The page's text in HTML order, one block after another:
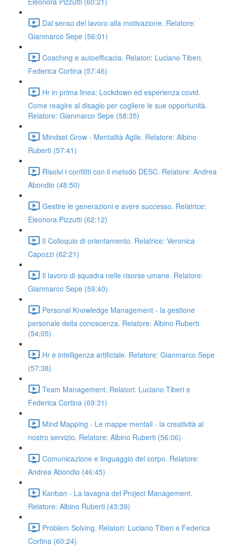
Dal senso del lavoro alla motivazione. Relatore:
Gianmarco Sepe (56:01)
Coaching e autoefficacia. Relatori: Luciano Tiberi,
Federica Cortina (57:46)
Hr in prima linea; Lockdown ed esperienza covid.
Come reagire al disagio per cogliere le sue opportunità.
Relatore: Gianmarco Sepe (58:35)
Mindset Grow - Mentalità Agile. Relatore: Albino
Ruberti (57:41)
Risolvi i conflitti con il metodo DESC. Relatore: Andrea
Abondio (48:50)
Gestire le generazioni e avere successo. Relatrice:
Eleonora Pizzutti (62:12)
Il Colloquio di orientamento. Relatrice: Veronica
Capozzi (62:21)
Il lavoro di squadra nelle risorse umane. Relatore:
Gianmarco Sepe (59:40)
Personal Knowledge Management - la gestione
personale della conoscenza. Relatore: Albino Ruberti
(54:05)
Hr e intelligenza artificiale. Relatore: Gianmarco Sepe
(57:38)
Team Management. Relatori: Luciano Tiberi e
Federica Cortina (69:31)
Mind Mapping - Le mappe mentali - la creatività al
nostro servizio. Relatore: Albino Ruberti (56:06)
Comunicazione e linguaggio del corpo. Relatore:
Andrea Abondio (46:45)
Kanban - La lavagna del Project Management.
Relatore: Albino Ruberti (43:39)
Problem Solving. Relatori: Luciano Tiberi e Federica
Cortina (60:24)